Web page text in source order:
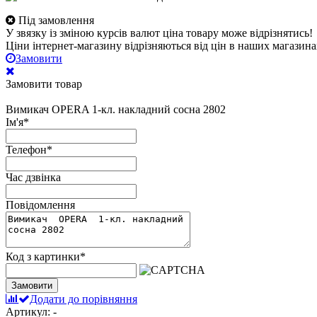
Під замовлення
У звязку із зміною курсів валют ціна товару може відрізнятись!
Ціни інтернет-магазину відрізняються від цін в наших
Замовити
Замовити товар
Вимикач OPERA 1-кл. накладний сосна 2802
Ім'я*
Телефон*
Час дзвінка
Повідомлення
Код з картинки*
Замовити
Додати до порівняння
Артикул: -